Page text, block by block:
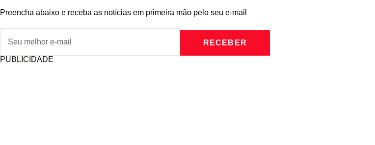
Preencha abaixo e receba as notícias em primeira mão pelo seu e-mail
RECEBER
PUBLICIDADE